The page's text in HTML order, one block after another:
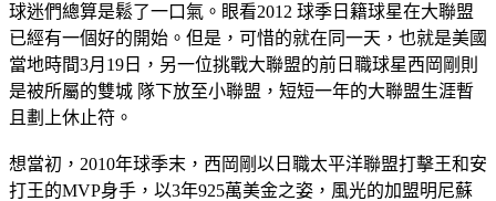
球迷們總算是鬆了一口氣。眼看2012 球季日籍球星在大聯盟
已經有一個好的開始。但是，可惜的就在同一天，也就是美國
當地時間3月19日，另一位挑戰大聯盟的前日職球星西岡剛則
是被所屬的雙城 隊下放至小聯盟，短短一年的大聯盟生涯暫
且劃上休止符。
想當初，2010年球季末，西岡剛以日職太平洋聯盟打擊王和安
打王的MVP身手，以3年925萬美金之姿，風光的加盟明尼蘇